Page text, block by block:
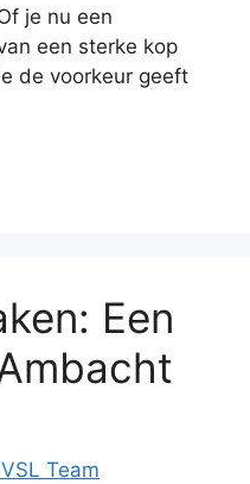
je nu een
een sterke kop
de voorkeur geeft
Een
Team